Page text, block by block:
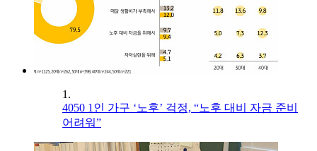
1.
4050 1인 가구 ‘노후’ 걱정, “노후 대비 자금 준비
어려워”